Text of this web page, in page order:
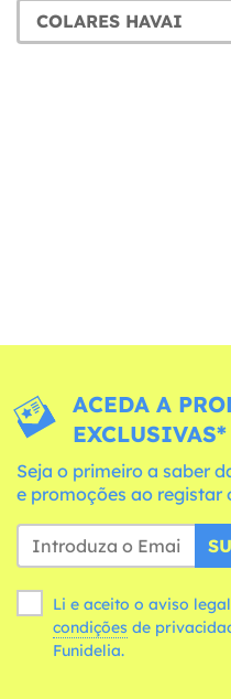
COLARES HAVAI
ACEDA A
EXCLUSIVAS*
Seja o primeiro a saber
e promoções ao registar
Li e aceito o aviso
condições
Funidelia.